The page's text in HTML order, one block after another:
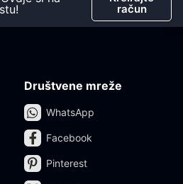
račun
Društvene mreže
WhatsApp
Facebook
Pinterest